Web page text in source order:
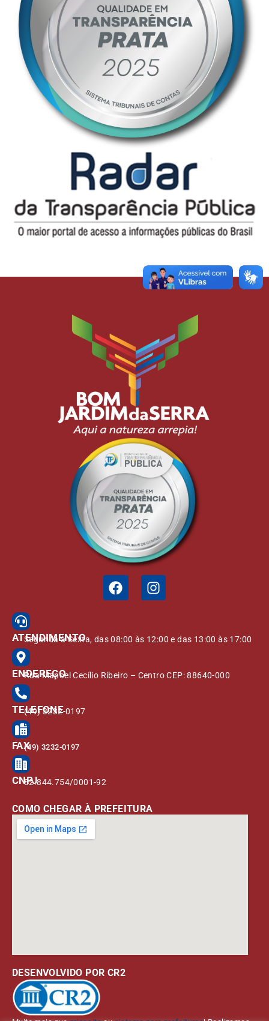
ATENDIMENTO
Segunda à Sexta, das 08:00 às 12:00 e das 13:00 às 17:00
ENDEREÇO
Rua Manoel Cecílio Ribeiro – Centro CEP: 88640-000
TELEFONE
(49) 3232-0197
FAX(49) 3232-0197
CNPJ82.844.754/0001-92
COMO CHEGAR À PREFEITURA
DESENVOLVIDO POR CR2